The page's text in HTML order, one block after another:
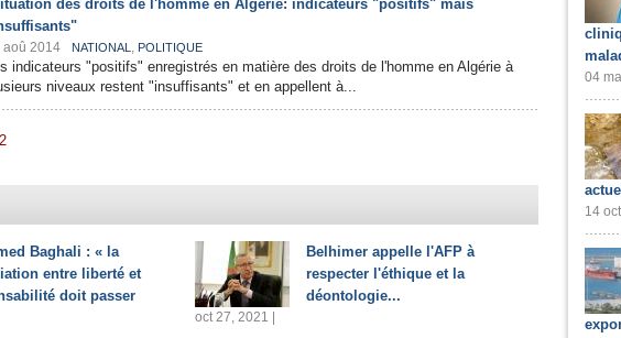
des droits de l'homme en Algérie: indicateurs "positifs" mais
aoû 2014 NATIONAL , POLITIQUE
indicateurs "positifs" enregistrés en matière des droits de l'homme en Algérie à
niveaux restent "insuffisants" et en appellent à...
2
Baghali : « la
entre liberté et
doit passer
Belhimer appelle l'AFP à
respecter l'éthique et la
déontologie...
oct 27, 2021 |
04
14